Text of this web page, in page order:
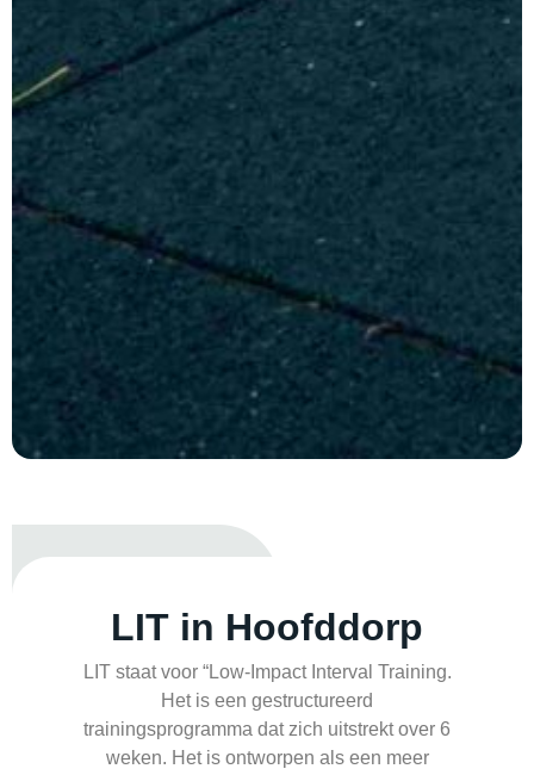
LIT in Hoofddorp
LIT staat voor “Low-Impact Interval Training.
Het is een gestructureerd
trainingsprogramma dat zich uitstrekt over 6
weken. Het is ontworpen als een meer